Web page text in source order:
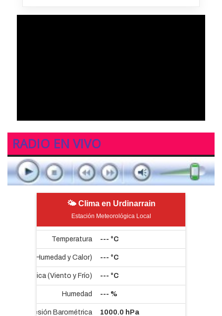
RADIO EN VIVO
🌤 Clima en Urdinarrain
Estación Meteorológica Local